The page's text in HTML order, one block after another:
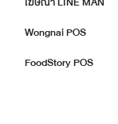
Wongnai POS
FoodStory POS